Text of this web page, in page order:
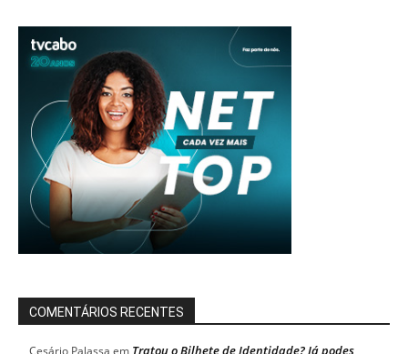
COMENTÁRIOS RECENTES
Tratou o Bilhete de Identidade? Já podes